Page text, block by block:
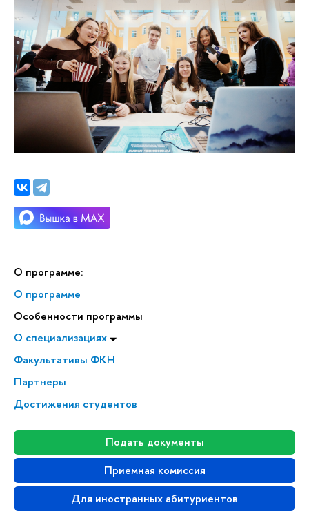
О программе:
О программе
Особенности программы
О специализациях
Факультативы ФКН
Партнеры
Достижения студентов
Подать документы
Приемная комиссия
Для иностранных абитуриентов